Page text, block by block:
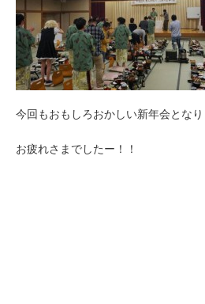
今回もおもしろおかしい新年会となり
お疲れさまでしたー！！